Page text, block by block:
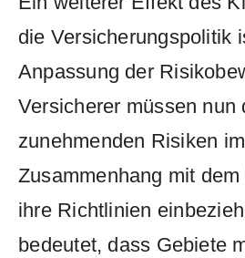
die Versicherungspolitik​
Anpassung der
Versicherer ⁢müssen nun
zunehmenden Risiken⁣ im
Zusammenhang mit
‌ihre Richtlinien⁣
⁤bedeutet, dass‌ Gebiete‍